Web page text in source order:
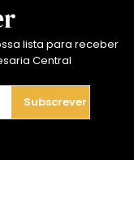
lista para receber
Central
Subscrever